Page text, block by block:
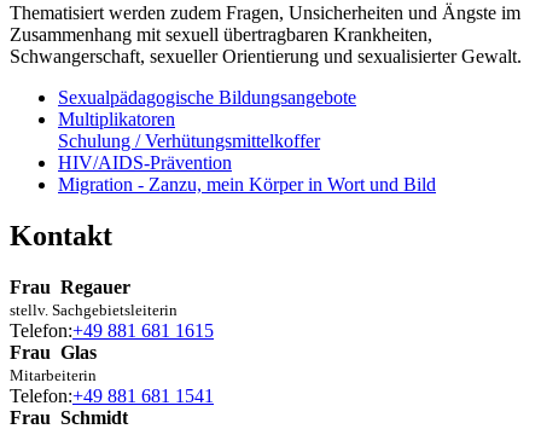
Thematisiert werden zudem Fragen, Unsicherheiten und Ängste im
Zusammenhang mit sexuell übertragbaren Krankheiten,
Schwangerschaft, sexueller Orientierung und sexualisierter Gewalt.
Sexualpädagogische Bildungsangebote
Multiplikatoren
Schulung / Verhütungsmittelkoffer
HIV/AIDS-Prävention
Migration - Zanzu, mein Körper in Wort und Bild
Kontakt
Frau Regauer
stellv. Sachgebietsleiterin
Telefon:+49 881 681 1615
Frau Glas
Mitarbeiterin
Telefon:+49 881 681 1541
Frau Schmidt